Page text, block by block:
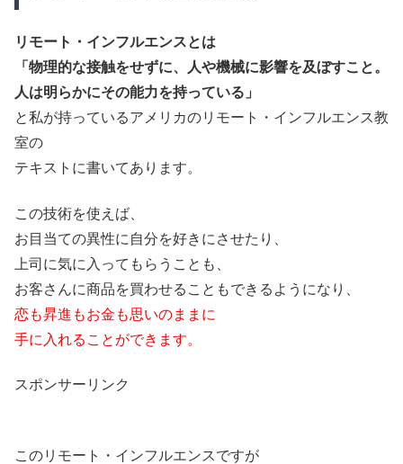
リモート・インフルエンスとは
「物理的な接触をせずに、人や機械に影響を及ぼすこと。
人は明らかにその能力を持っている」
と私が持っているアメリカのリモート・インフルエンス教
室の
テキストに書いてあります。
この技術を使えば、
お目当ての異性に自分を好きにさせたり、
上司に気に入ってもらうことも、
お客さんに商品を買わせることもできるようになり、
恋も昇進もお金も思いのままに
手に入れることができます。
スポンサーリンク
このリモート・インフルエンスですが